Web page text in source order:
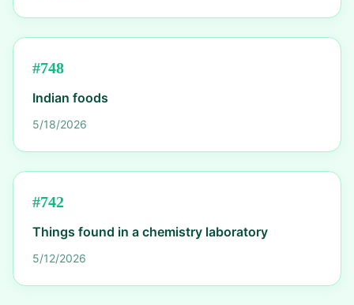
#748
Indian foods
5/18/2026
#742
Things found in a chemistry laboratory
5/12/2026